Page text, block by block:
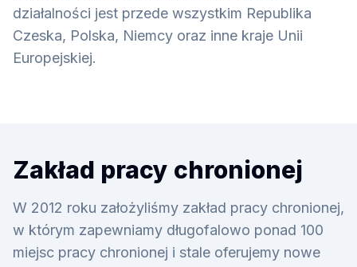
działalności jest przede wszystkim Republika
Czeska, Polska, Niemcy oraz inne kraje Unii
Europejskiej.
Zakład pracy chronionej
W 2012 roku założyliśmy zakład pracy chronionej,
w którym zapewniamy długofalowo ponad 100
miejsc pracy chronionej i stale oferujemy nowe